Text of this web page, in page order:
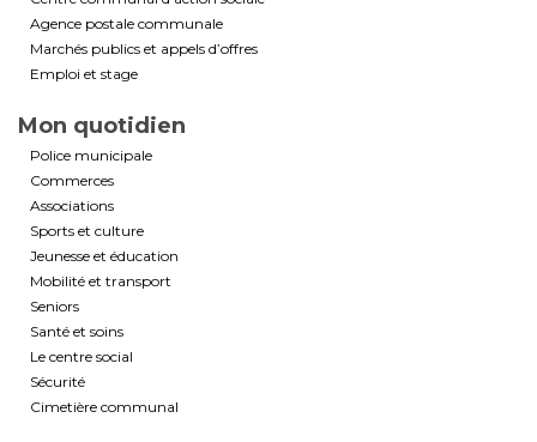
Agence postale communale
Marchés publics et appels d’offres
Emploi et stage
Mon quotidien
Police municipale
Commerces
Associations
Sports et culture
Jeunesse et éducation
Mobilité et transport
Seniors
Santé et soins
Le centre social
Sécurité
Cimetière communal